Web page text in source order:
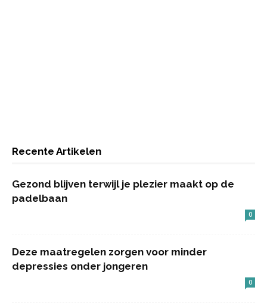
Recente Artikelen
Gezond blijven terwijl je plezier maakt op de
padelbaan
0
Deze maatregelen zorgen voor minder
depressies onder jongeren
0